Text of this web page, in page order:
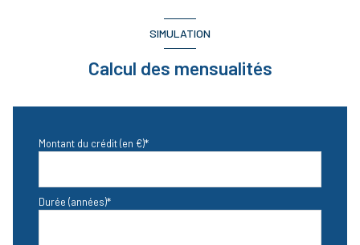
SIMULATION
Calcul des mensualités
Montant du crédit (en €)*
Durée (années)*